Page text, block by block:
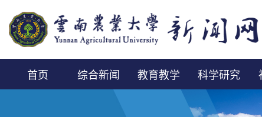
首页 综合新闻 教育教学 科学研究